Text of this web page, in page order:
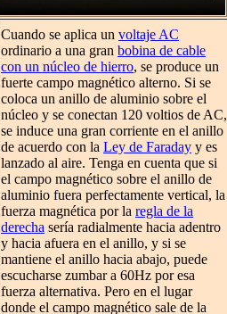
Cuando se aplica un voltaje AC
ordinario a una gran bobina de cable
con un núcleo de hierro, se produce un
fuerte campo magnético alterno. Si se
coloca un anillo de aluminio sobre el
núcleo y se conectan 120 voltios de AC,
se induce una gran corriente en el anillo
de acuerdo con la Ley de Faraday y es
lanzado al aire. Tenga en cuenta que si
el campo magnético sobre el anillo de
aluminio fuera perfectamente vertical, la
fuerza magnética por la regla de la
derecha sería radialmente hacia adentro
y hacia afuera en el anillo, y si se
mantiene el anillo hacia abajo, puede
escucharse zumbar a 60Hz por esa
fuerza alternativa. Pero en el lugar
donde el campo magnético sale de la